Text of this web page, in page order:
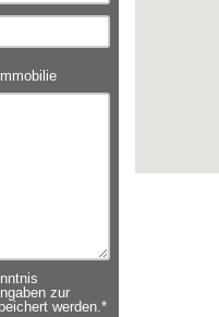
zur
werden.*